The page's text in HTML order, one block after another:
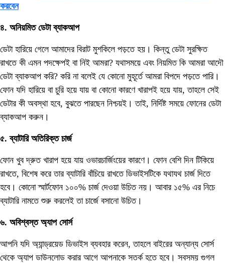
করবেন
৪. অনিয়মিত ডেটা ব্যাকআপ
ডেটা হারিয়ে গেলে আমাদের বিরাট মুশকিলে পড়তে হয়। কিন্তু ডেটা সুরক্ষিত
রাখতে কী এমন পদক্ষেপই বা নিই আমরা? যথাসময়ে এবং নিয়মিত কি আমরা আদৌ
ডেটা ব্যাকআপ করি? করি না বলেই যে কোনো মুহূর্তে আমরা বিপদে পড়তে পারি।
ফোন যদি হারিয়ে বা চুরি হয়ে যায় বা কোনো কারণে খারাপই হয়ে যায়, তাহলে সেই
ডেটার কী অবস্থা হবে, বুঝতে পারছেন নিশ্চয়ই। তাই, নির্দিষ্ট সময়ে ফোনের ডেটা
ব্যাকআপ করুন।
৫. ব্যাটারি অতিরিক্ত চার্জ
ফোন খুব দ্রুত খারাপ হয়ে যায় ওভারচার্জিংয়ের কারণে। ফোন বেশি দিন টিকিয়ে
রাখতে, বিশেষ করে তার ব্যাটারি বাঁচিয়ে রাখতে ডিভাইসটিকে যথাযথ চার্জ দিতে
হবে। কোনো স্মার্টফোন ১০০% চার্জ দেওয়া উচিত নয়। আবার ১৫% এর নিচে
ব্যাটারি নামতে শুরু করলেই তা চার্জে বসানো উচিত।
৬. অবিশ্বস্ত অ্যাপ সোর্স
আপনি যদি অ্যান্ড্রয়েড ডিভাইস ব্যবহার করেন, তাহলে বাইরের অন্যান্য সোর্স
থেকে অ্যাপ ডাউনলোড করার আগে আপনাকে সতর্ক হতে হবে। সবসময় গুগল